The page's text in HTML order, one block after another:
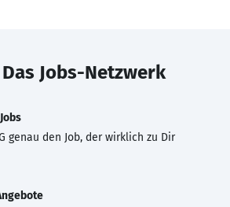
Das Jobs-Netzwerk
genau den Job, der wirklich zu Dir